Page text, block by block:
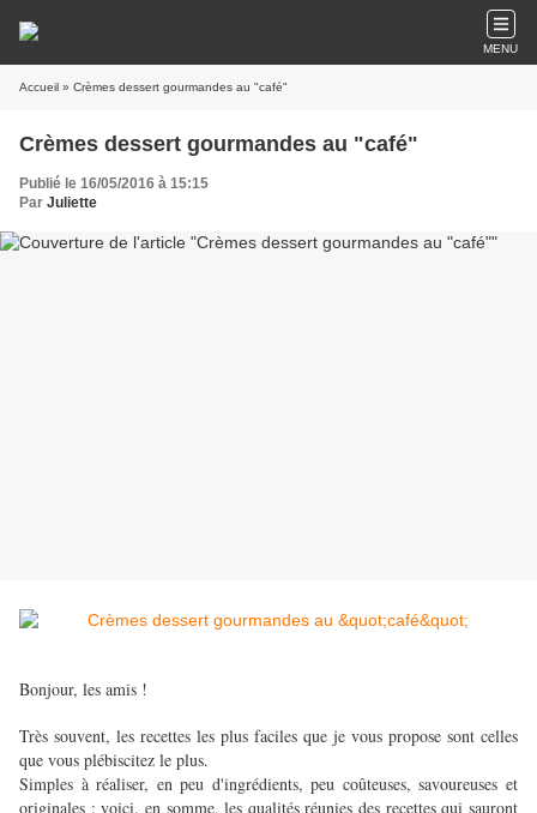
MENU
Accueil » Crèmes dessert gourmandes au "café"
Crèmes dessert gourmandes au "café"
Publié le 16/05/2016 à 15:15
Par Juliette
Bonjour, les amis !
Très souvent, les recettes les plus faciles que je vous propose sont celles
que vous plébiscitez le plus.
Simples à réaliser, en peu d'ingrédients, peu coûteuses, savoureuses et
originales : voici, en somme, les qualités réunies des recettes qui sauront